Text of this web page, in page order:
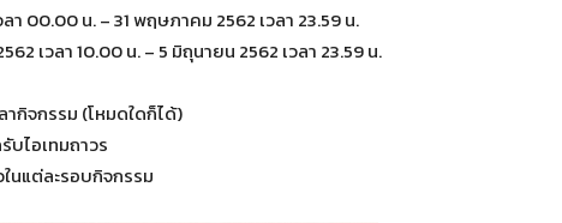
า 00.00 น. – 31 พฤษภาคม 2562 เวลา 23.59 น.
เวลา 10.00 น. – 5 มิถุนายน 2562 เวลา 23.59 น.
ากิจกรรม (โหมดใดก็ได้)
บไอเทมถาวร
นแต่ละรอบกิจกรรม